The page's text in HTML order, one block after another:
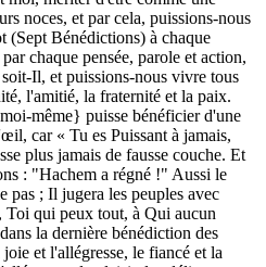
noces, et par cela, puissions-nous
(Sept Bénédictions) à chaque
chaque pensée, parole et action,
Il, et puissions-nous vivre tous
l'amitié, la fraternité et la paix.
même} puisse bénéficier d'une
car « Tu es Puissant à jamais,
plus jamais de fausse couche. Et
: "Hachem a régné !" Aussi le
pas ; Il jugera les peuples avec
qui peux tout, à Qui aucun
la dernière bénédiction des
et l'allégresse, le fiancé et la